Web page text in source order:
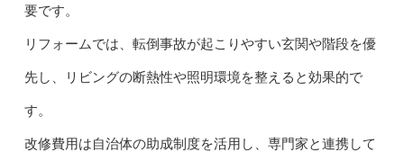
要です。
リフォームでは、転倒事故が起こりやすい玄関や階段を優
先し、リビングの断熱性や照明環境を整えると効果的で
す。
改修費用は自治体の助成制度を活用し、専門家と連携して